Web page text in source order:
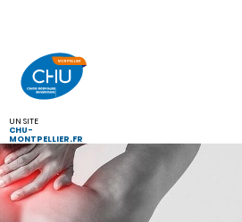
UN SITE
CHU-
MONTPELLIER.FR